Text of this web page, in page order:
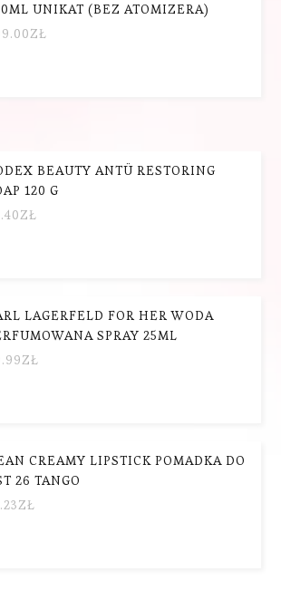
UNIKAT (BEZ ATOMIZERA)
ZŁ
BEAUTY ANTÜ RESTORING
120 G
ZŁ
LAGERFELD FOR HER WODA
SPRAY 25ML
ZŁ
CREAMY LIPSTICK POMADKA DO
26 TANGO
ZŁ